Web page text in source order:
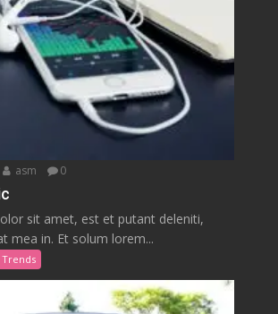
asm 0
sit amet, est et putant deleniti,
mea in. Et solum lorem...
Trends